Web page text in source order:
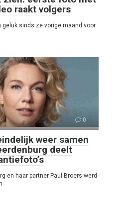
raakt volgers
geluk sinds ze vorige maand voor
0
weer samen
deelt
en haar partner Paul Broers werd